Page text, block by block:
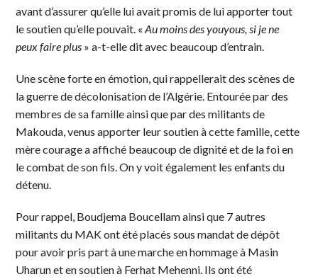
avant d’assurer qu’elle lui avait promis de lui apporter tout
le soutien qu’elle pouvait. «Au moins des youyous, si je ne
peux faire plus » a-t-elle dit avec beaucoup d’entrain.
Une scène forte en émotion, qui rappellerait des scènes de
la guerre de décolonisation de l’Algérie. Entourée par des
membres de sa famille ainsi que par des militants de
Makouda, venus apporter leur soutien à cette famille, cette
mère courage a affiché beaucoup de dignité et de la foi en
le combat de son fils. On y voit également les enfants du
détenu.
Pour rappel, Boudjema Boucellam ainsi que 7 autres
militants du MAK ont été placés sous mandat de dépôt
pour avoir pris part à une marche en hommage à Masin
Uharun et en soutien à Ferhat Mehenni. Ils ont été